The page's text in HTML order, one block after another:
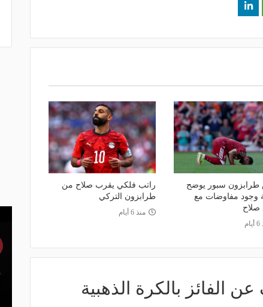
طرابزون سبور يوضح
وجود مفاوضات مع
صلاح
راتب فلكي يقرب صلاح من
طرابزون التركي
منذ 6 أيام
الفائز بالكرة الذهبية
منذ 5 ساعات
هل يذهب لريال مدريد؟.. السيتي يرفض
مهمة سهلة